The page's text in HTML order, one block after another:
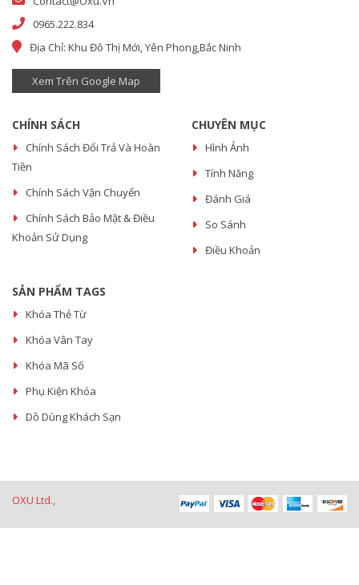
0965.222.834
Địa Chỉ: Khu Đô Thị Mới, Yên Phong,Bắc Ninh
Xem Trên Google Map
CHÍNH SÁCH
Chính Sách Đổi Trả Và Hoàn
Tiền
Chính Sách Vận Chuyển
Chính Sách Bảo Mật & Điều
Khoản Sử Dụng
CHUYÊN MỤC
Hình Ảnh
Tính Năng
Đánh Giá
So Sánh
Điều Khoản
SẢN PHẨM TAGS
Khóa Thẻ Từ
Khóa Vân Tay
Khóa Mã Số
Phụ Kiện Khóa
Dồ Dùng Khách Sạn
OXU Ltd.,